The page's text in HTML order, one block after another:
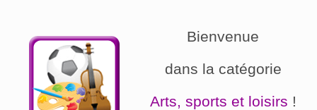
Bienvenue
dans la catégorie
Arts, sports et loisirs !